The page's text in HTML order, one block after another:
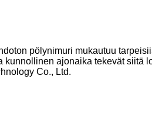
pölynimuri mukautuu
kunnollinen ajonaika tekevät siitä
Co., Ltd.